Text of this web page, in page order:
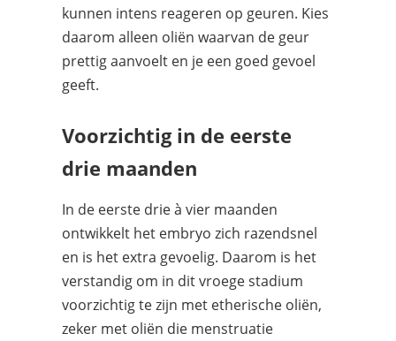
kunnen intens reageren op geuren. Kies
daarom alleen oliën waarvan de geur
prettig aanvoelt en je een goed gevoel
geeft.
Voorzichtig in de eerste
drie maanden
In de eerste drie à vier maanden
ontwikkelt het embryo zich razendsnel
en is het extra gevoelig. Daarom is het
verstandig om in dit vroege stadium
voorzichtig te zijn met etherische oliën,
zeker met oliën die menstruatie